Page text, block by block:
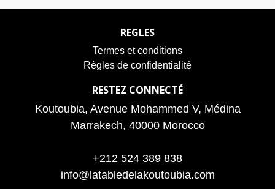
REGLES
Termes et conditions
Règles de confidentialité
RESTEZ CONNECTÉ
Koutoubia, Avenue Mohammed V, Médina
Marrakech, 40000 Morocco
+212 524 389 838
info@latabledelakoutoubia.com